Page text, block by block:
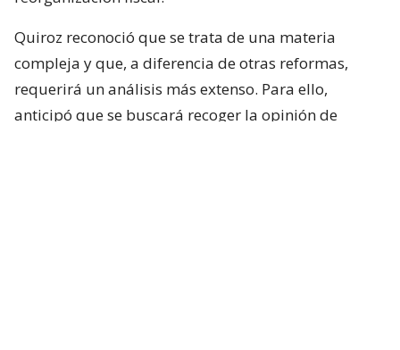
Quiroz reconoció que se trata de una materia
compleja y que, a diferencia de otras reformas,
requerirá un análisis más extenso. Para ello,
anticipó que se buscará recoger la opinión de